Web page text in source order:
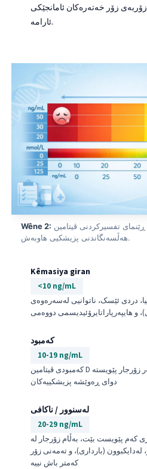
و 30-50 بۆ زۆربەی زۆر خەتەرەکان ئامانجێکی
ئارامە.
Wêne 2:
هەڵسەنگاندنی پزیشکیی هاوبەش.
Kêmasiya giran
<10 ng/mL
دردی ئێسک، ناتوانیی لەسەرەوەی
و هایپەرپاراتایرۆئیدیسمی دووەمی
کەمبود
10-19 ng/mL
کەمبودی ڤیتامین D بە احتمالێکی زۆر؛ چارەسەر زۆرجار پێویستە
دوای ڕەوێشە پزیشکییەکان
لەسنوور / ناکافی
20-29 ng/mL
کەم پێویست بێت، بەڵام زۆرجار لە
(بارداری)، و تەمەنی زۆر
کەمتر باش نییە